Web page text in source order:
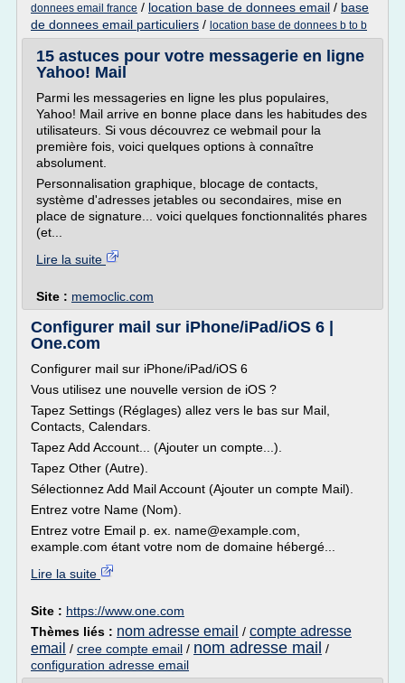
donnees email france / location base de donnees email / base
de donnees email particuliers / location base de donnees b to b
15 astuces pour votre messagerie en ligne
Yahoo! Mail
Parmi les messageries en ligne les plus populaires,
Yahoo! Mail arrive en bonne place dans les habitudes des
utilisateurs. Si vous découvrez ce webmail pour la
première fois, voici quelques options à connaître
absolument.
Personnalisation graphique, blocage de contacts,
système d'adresses jetables ou secondaires, mise en
place de signature... voici quelques fonctionnalités phares
(et...
Lire la suite
Site : memoclic.com
Configurer mail sur iPhone/iPad/iOS 6 |
One.com
Configurer mail sur iPhone/iPad/iOS 6
Vous utilisez une nouvelle version de iOS ?
Tapez Settings (Réglages) allez vers le bas sur Mail,
Contacts, Calendars.
Tapez Add Account... (Ajouter un compte...).
Tapez Other (Autre).
Sélectionnez Add Mail Account (Ajouter un compte Mail).
Entrez votre Name (Nom).
Entrez votre Email p. ex. name@example.com,
example.com étant votre nom de domaine hébergé...
Lire la suite
Site : https://www.one.com
Thèmes liés : nom adresse email / compte adresse
email / cree compte email / nom adresse mail /
configuration adresse email